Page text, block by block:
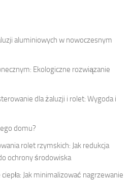
aluminiowych w nowoczesnym
Ekologiczne rozwiązanie
dla żaluzji i rolet: Wygoda i
domu?
rolet rzymskich: Jak redukcja
ochrony środowiska
Jak minimalizować nagrzewanie